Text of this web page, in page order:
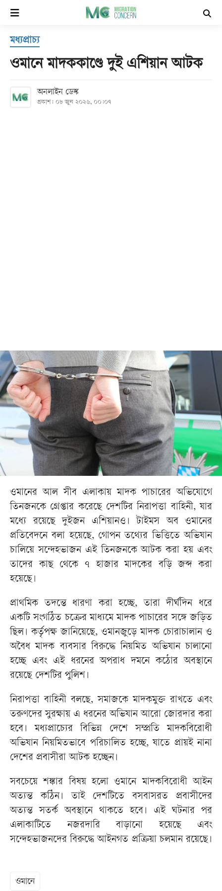
হোম
মধ্যপ্রাচ্য
ওমানে মাদককাণ্ডে দুই এশিয়ান আটক
অনলাইন ডেস্ক
প্রকাশ: ০৮ জুন ২০২৬, ০০:০৭
ওমানের আল সীব এলাকায় মাদক পাচারের অভিযোগে
তিনজনকে গ্রেপ্তার করেছে দেশটির নিরাপত্তা বাহিনী, যার
মধ্যে রয়েছে দুইজন এশিয়ানও। টাইমস অব ওমানের
প্রতিবেদনে বলা হয়েছে, গোপন তথ্যের ভিত্তিতে অভিযান
চালিয়ে সন্দেহভাজন এই তিনজনকে আটক করা হয় এবং
তাদের কাছ থেকে ৭ হাজার মাদকের বড়ি জব্দ করা
হয়েছে।
প্রাথমিক তদন্তে ধারণা করা হচ্ছে, তারা দীর্ঘদিন ধরে
একটি সংগঠিত চক্রের মাধ্যমে মাদক পাচারের সঙ্গে জড়িত
ছিল। কর্তৃপক্ষ জানিয়েছে, ওমানজুড়ে মাদক চোরাচালান ও
অবৈধ মাদক ব্যবসার বিরুদ্ধে নিয়মিত অভিযান চালানো
হচ্ছে এবং এই ধরনের অপরাধ দমনে কঠোর অবস্থানে
রয়েছে দেশটির পুলিশ।
নিরাপত্তা বাহিনী বলছে, সমাজকে মাদকমুক্ত রাখতে এবং
তরুণদের সুরক্ষায় এ ধরনের অভিযান আরো জোরদার করা
হবে। মধ্যপ্রাচ্যের বিভিন্ন দেশে সম্প্রতি মাদকবিরোধী
অভিযান নিয়মিতভাবে পরিচালিত হচ্ছে, যাতে প্রায়ই নানা
দেশের প্রবাসীরা আটক হচ্ছেন।
সবচেয়ে শঙ্কার বিষয় হলো ওমানে মাদকবিরোধী আইন
অত্যন্ত কঠিন। তাই দেশটিতে বসবাসরত প্রবাসীদের
অত্যন্ত সতর্ক অবস্থানে থাকতে হবে। এই ঘটনার পর
এলাকাটিতে নজরদারি বাড়ানো হয়েছে এবং
সন্দেহভাজনদের বিরুদ্ধে আইনগত প্রক্রিয়া চলমান রয়েছে।
ওমানে